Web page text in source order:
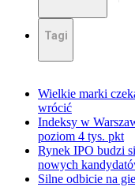
Tagi
Wielkie marki
wrócić
Indeksy w
poziom 4 tys. pkt
Rynek IPO budzi
nowych
Silne odbicie na